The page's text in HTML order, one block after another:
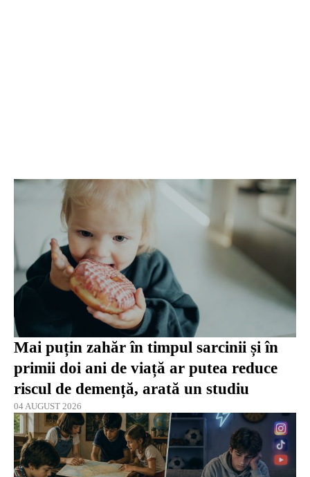
Mai puțin zahăr în timpul sarcinii și în
primii doi ani de viață ar putea reduce
riscul de demență, arată un studiu
04 AUGUST 2026